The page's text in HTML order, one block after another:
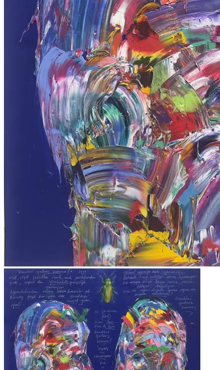
ERGİN İNAN ESERLERİ,
FERRUH BAŞAĞA ESERLERİ,
GÜNGÖR TANER ESERLERİ,
MEHMET GÜLERYÜZ ESERLERİ,
MUSTAFA ATA ESERLERİ,
ÖMER ULUÇ ESERLERİ,
SAM FRANCIS ESERLERİ,
SELMA GÜRBÜZ ESERLERİ,
ZEKAİ ORMANCI ESERLERİ ,
ARZU AKGÜN ESERLERİ,
GÜLTEN İMAMOĞLU ESERLERİ,
BEDRİ RAHMİ EYÜBOĞLU ESERLERİ,
DEVRİM ERBİL ESERLERİ,
SELİM ALTAN ESERLERİ,
EREN EYÜBOĞLU ESERLERİ,
NURİ BATTAL ESERLERİ
YUSUF AYGEÇ ESERLERİ
SEVİNÇ ALTAN ESERLERİ
FİLİZ KAHRAMAN ESERLERİ,
HAKKI ANLI ESERLERİ,
SEO YOUNG DEOK ESERLERİ,
ADNAN ÇOKER ESERLERİ,
MUSTAFA HORASAN ESERLERİ,
MURAT PULAT ESERLERİ,
ABİDİN DİNO ESERLERİ